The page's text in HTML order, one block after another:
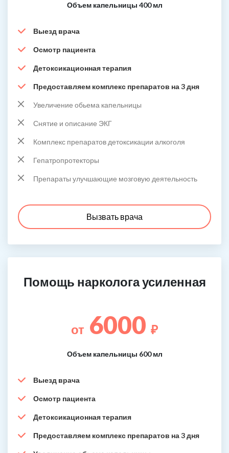
Объем капельницы 400 мл
Выезд врача
Осмотр пациента
Детоксикационная терапия
Предоставляем комплекс препаратов на 3 дня
Увеличение обьема капельницы
Снятие и описание ЭКГ
Комплекс препаратов детоксикации алкоголя
Гепатропротекторы
Препараты улучшающие мозговую деятельность
Вызвать врача
Помощь нарколога усиленная
от 6000 ₽
Объем капельницы 600 мл
Выезд врача
Осмотр пациента
Детоксикационная терапия
Предоставляем комплекс препаратов на 3 дня